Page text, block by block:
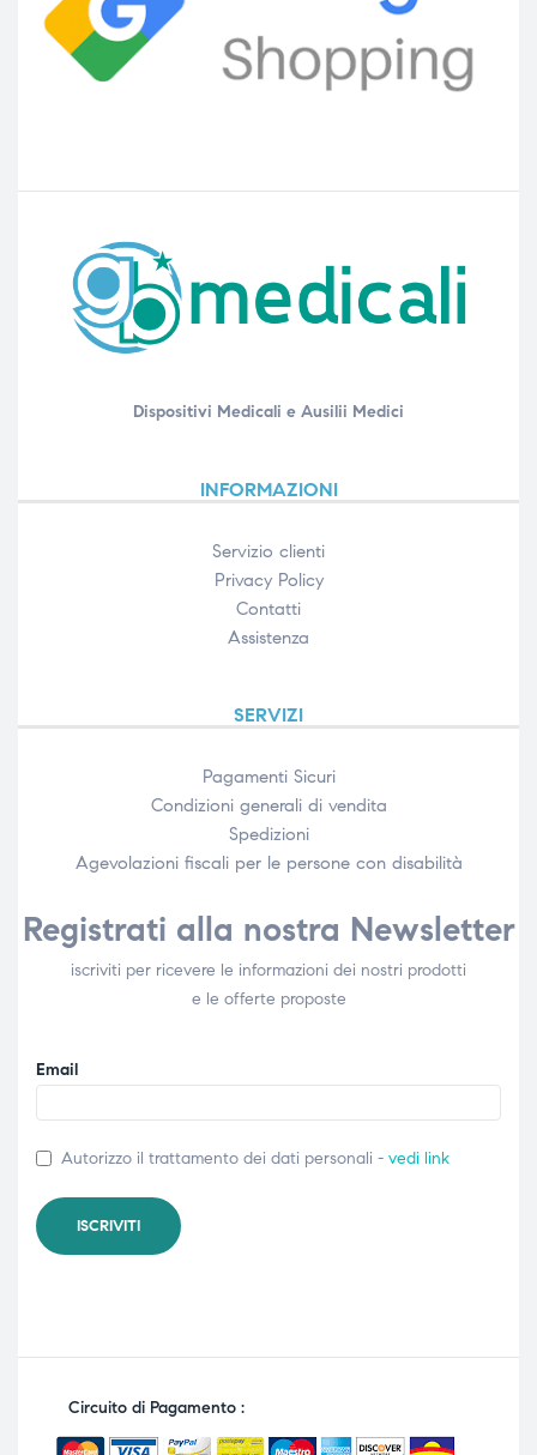
Dispositivi Medicali e Ausilii Medici
INFORMAZIONI
Servizio clienti
Privacy Policy
Contatti
Assistenza
SERVIZI
Pagamenti Sicuri
Condizioni generali di vendita
Spedizioni
Agevolazioni fiscali per le persone con disabilità​
Registrati alla nostra Newsletter
iscriviti per ricevere le informazioni dei nostri prodotti
e le offerte proposte
Email
Autorizzo il trattamento dei dati personali - vedi link
Circuito di Pagamento :